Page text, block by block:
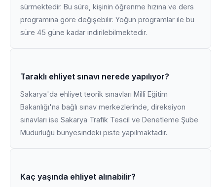
sürmektedir. Bu süre, kişinin öğrenme hızına ve ders
programına göre değişebilir. Yoğun programlar ile bu
süre 45 güne kadar indirilebilmektedir.
Taraklı ehliyet sınavı nerede yapılıyor?
Sakarya'da ehliyet teorik sınavları Millî Eğitim
Bakanlığı'na bağlı sınav merkezlerinde, direksiyon
sınavları ise Sakarya Trafik Tescil ve Denetleme Şube
Müdürlüğü bünyesindeki piste yapılmaktadır.
Kaç yaşında ehliyet alınabilir?